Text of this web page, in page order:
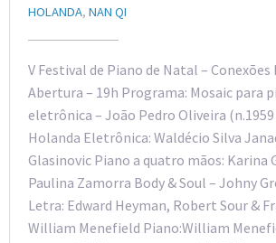
HOLANDA, NAN QI
V Festival de Piano de Natal –
Abertura – 19h Programa: Mosaic para
eletrônica – João Pedro Oliveira
Holanda Eletrônica: Waldécio Silva
Glasinovic Piano a quatro mãos: Karina
Paulina Zamorra Body & Soul – Johny
Letra: Edward Heyman, Robert Sour &
William Menefield Piano:William